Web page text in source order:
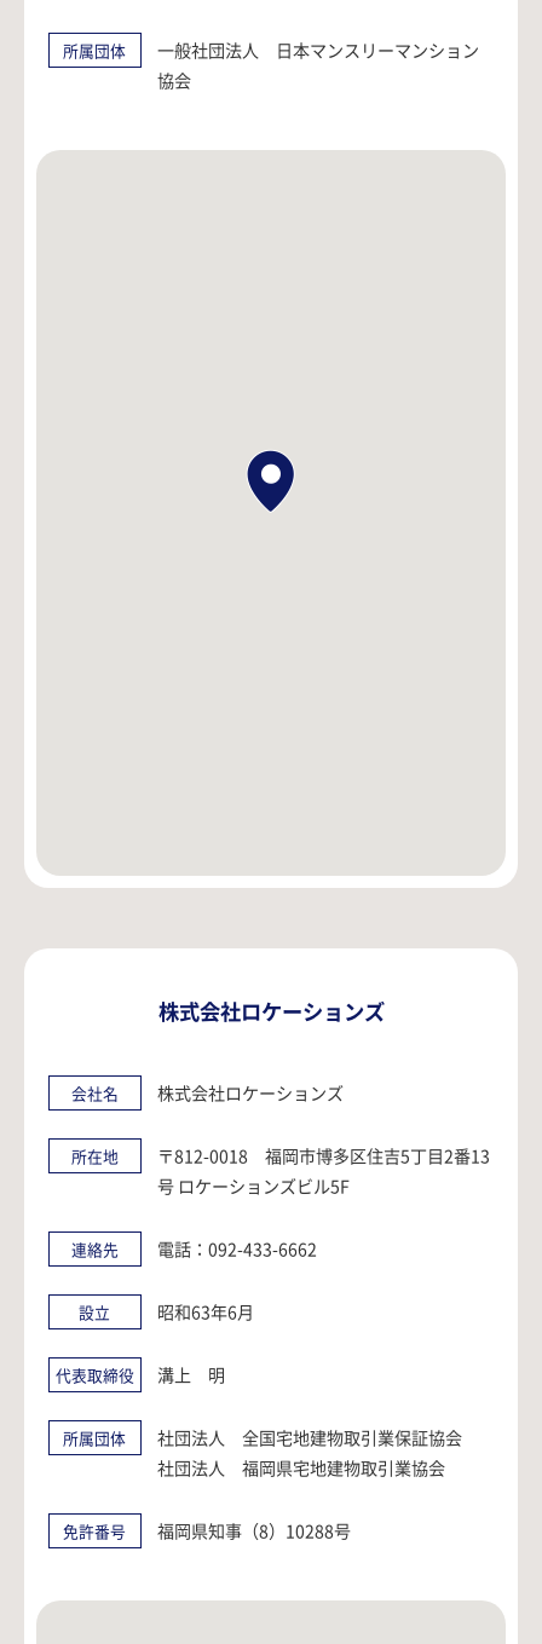
所属団体
一般社団法人 日本マンスリーマンション
協会
株式会社ロケーションズ
会社名 株式会社ロケーションズ
所在地
〒812-0018 福岡市博多区住吉5丁目2番13
号 ロケーションズビル5F
連絡先 電話：092-433-6662
設立 昭和63年6月
代表取締役 溝上 明
所属団体
社団法人 全国宅地建物取引業保証協会
社団法人 福岡県宅地建物取引業協会
免許番号 福岡県知事（8）10288号